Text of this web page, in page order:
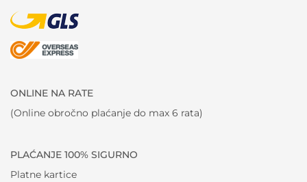
ONLINE NA RATE
(Online obročno plaćanje do max 6 rata)
PLAĆANJE 100% SIGURNO
Platne kartice